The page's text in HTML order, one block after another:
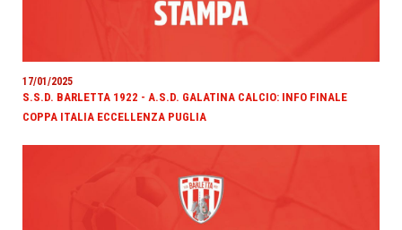
17/01/2025
S.S.D. BARLETTA 1922 - A.S.D. GALATINA CALCIO: INFO FINALE
COPPA ITALIA ECCELLENZA PUGLIA